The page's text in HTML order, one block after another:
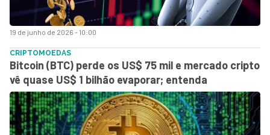
19 de junho de 2026 - 10:00
CRIPTOMOEDAS
Bitcoin (BTC) perde os US$ 75 mil e mercado cripto
vê quase US$ 1 bilhão evaporar; entenda